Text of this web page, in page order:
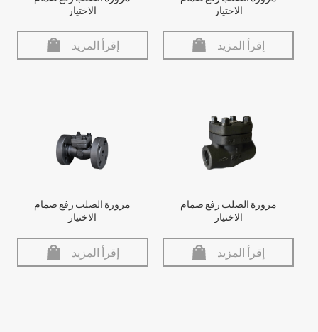
الاختيار
إقرأ المزيد
الاختيار
إقرأ المزيد
مزورة الصلب رفع صمام
الاختيار
إقرأ المزيد
مزورة الصلب رفع صمام
الاختيار
إقرأ المزيد